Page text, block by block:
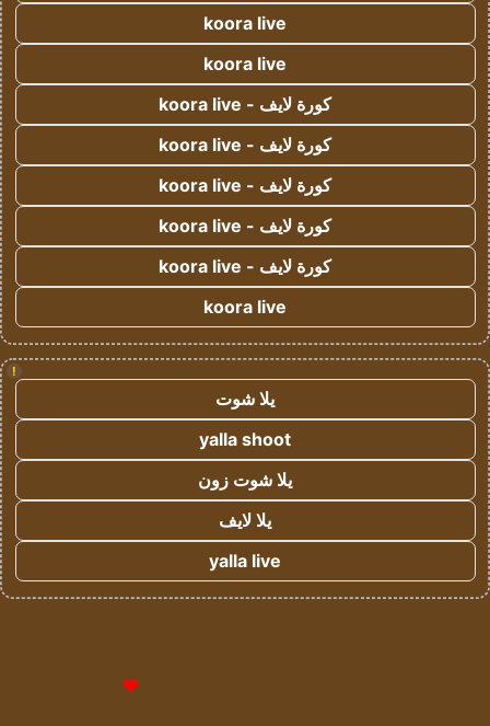
koora live
koora live
كورة لايف - koora live
كورة لايف - koora live
كورة لايف - koora live
كورة لايف - koora live
كورة لايف - koora live
koora live
!
يلا شوت
yalla shoot
يلا شوت زون
يلا لايف
yalla live